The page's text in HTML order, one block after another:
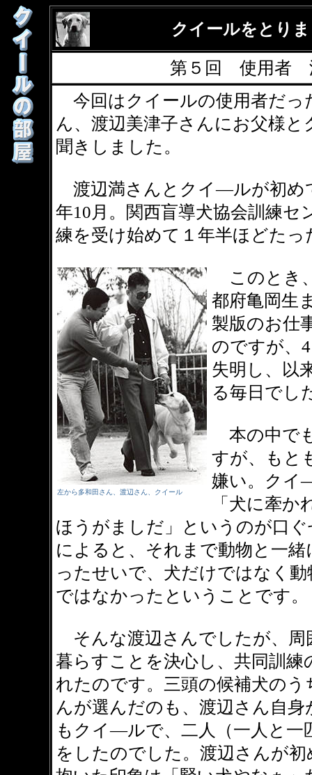
クイールをとり
第５回 使用者
今回はクイールの使用者だっ
ん、渡辺美津子さんにお父様
聞きしました。
渡辺満さんとクイ―ルが初め
年10月。関西盲導犬協会訓練
練を受け始めて１年半ほどた
左から多和田さん、渡辺さん、クイール
このとき
都府亀岡生
製版のお仕
のですが、
失明し、以
る毎日でし
本の中で
すが、もと
嫌い。クイ
「犬に牽
ほうがましだ」というのが口
によると、それまで動物と一
ったせいで、犬だけではなく
ではなかったということです。
そんな渡辺さんでしたが、周
暮らすことを決心し、共同訓
れたのです。三頭の候補犬のう
んが選んだのも、渡辺さん自
もクイ―ルで、二人（一人と一
をしたのでした。渡辺さんが